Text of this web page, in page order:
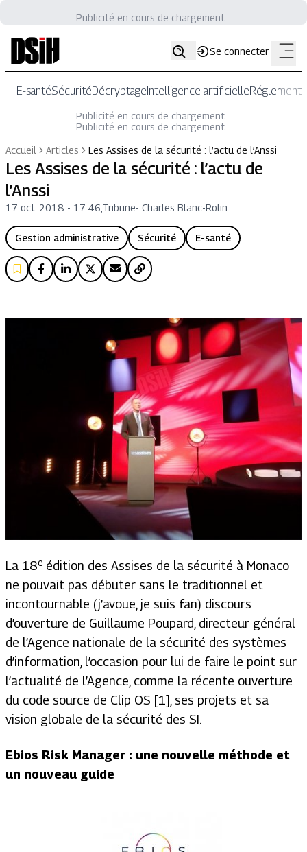
Publicité en cours de chargement...
Se connecter
E-santéSécuritéDécryptageIntelligence artificielle
Publicité en cours de chargement...
Publicité en cours de chargement...
Accueil
Articles Les Assises de la sécurité : l’actu de l’Anssi
Les Assises de la sécurité : l’actu de
l’Anssi
17 oct. 2018 - 17:46 Tribune- Charles Blanc-Rolin
Gestion administrative Sécurité E-santé
La 18e édition des Assises de la sécurité à Monaco
ne pouvait pas débuter sans le traditionnel et
incontournable (j’avoue, je suis fan) discours
d’ouverture de Guillaume Poupard, directeur général
de l’Agence nationale de la sécurité des systèmes
d’information, l’occasion pour lui de faire le point sur
l’actualité de l’Agence, comme la récente ouverture
du code source de Clip OS [1], ses projets et sa
vision globale de la sécurité des SI.
Ebios Risk Manager : une nouvelle méthode et
un nouveau guide